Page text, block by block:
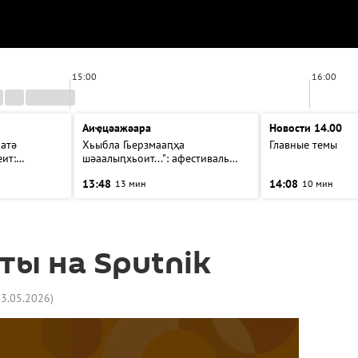
15:00 16:00
Аиҿцәажәара
Хьыбла Гьерзмааԥҳа
шәаалыԥхьоит...": афестиваль
13:48 13 мин
Новости 14.00
Главные темы
14:08 10 мин
на Sputnik
)